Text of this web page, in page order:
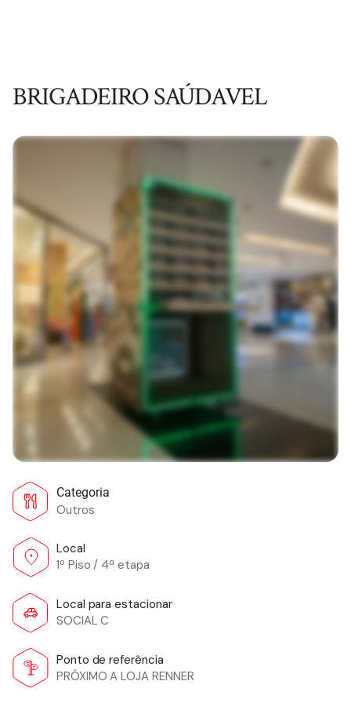
BRIGADEIRO SAÚDAVEL
Categoria
Outros
Local
1º Piso / 4ª etapa
Local para estacionar
SOCIAL C
Ponto de referência
PRÓXIMO A LOJA RENNER